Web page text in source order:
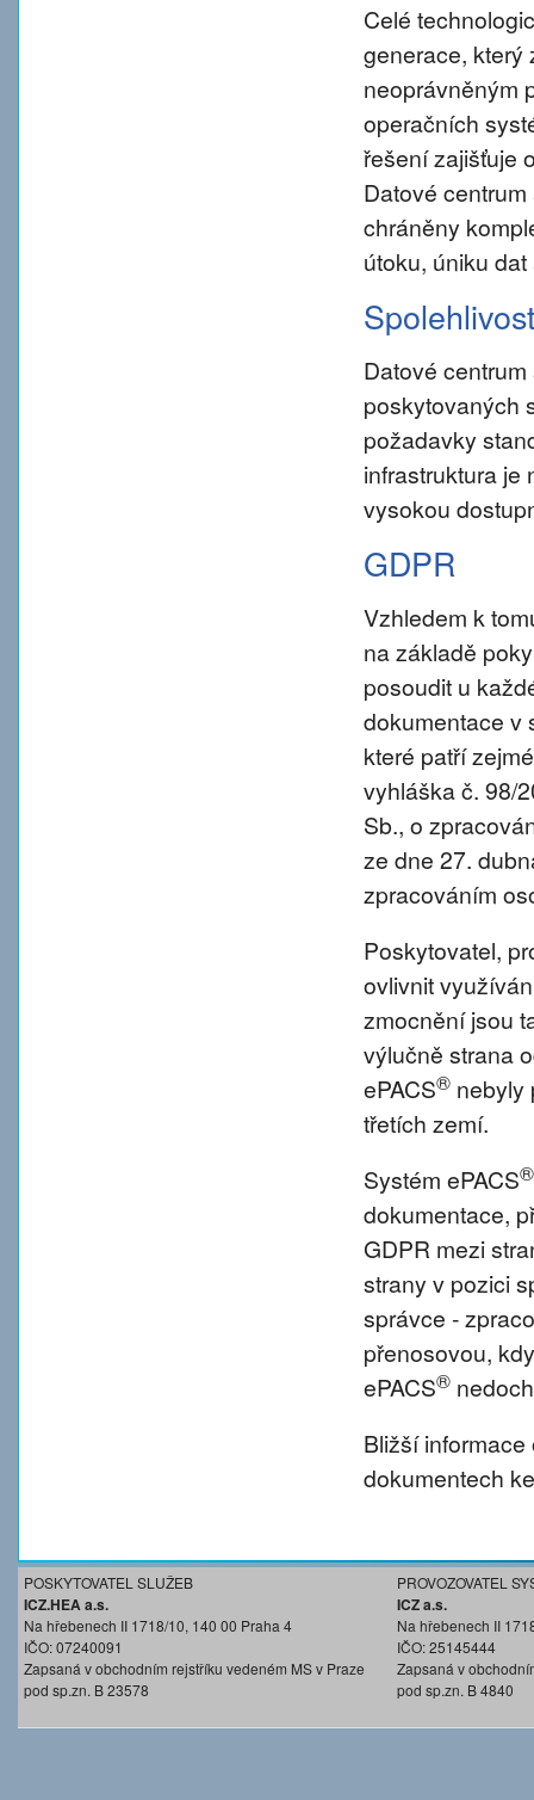
Celé
generace, který
neoprávněným
operačních
řešení zajišťuje
Datové
chráněny
útoku, úniku
Spolehlivost
Datové
poskytovaných
požadavky
infrastruktura je
vysokou
GDPR
Vzhledem k
na základě
posoudit u
dokumentace v
které patří
vyhláška č. 98/
Sb., o
ze dne 27.
zpracováním
Poskytovatel,
ovlivnit
zmocnění jsou
výlučně strana
ePACS® nebyly
třetích zemí.
Systém ePACS®
dokumentace,
GDPR mezi
strany v pozici
správce -
přenosovou,
ePACS®
Bližší
dokumentech
POSKYTOVATEL SLUŽEB
ICZ.HEA a.s.
Na hřebenech II 1718/10, 140 00 Praha 4
IČO: 07240091
Zapsaná v obchodním rejstříku vedeném MS v Praze
pod sp.zn. B 23578
PROVOZOVATEL
ICZ a.s.
Na hřebenech II
IČO: 25145444
Zapsaná v
pod sp.zn. B 4840